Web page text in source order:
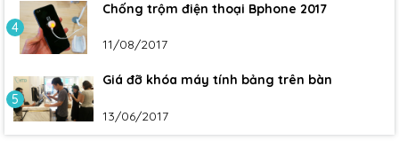
4
Chống trộm điện thoại Bphone 2017
11/08/2017
5
Giá đỡ khóa máy tính bảng trên bàn
13/06/2017